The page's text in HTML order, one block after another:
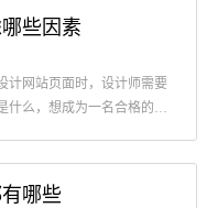
些因素
计网站页面时，设计师需要
什么，想成为一名合格的网
哪些